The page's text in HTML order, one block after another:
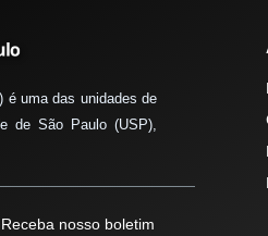
é uma das unidades de
de São Paulo (USP),
Receba nosso boletim